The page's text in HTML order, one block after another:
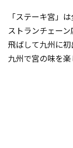
「ステーキ宮」
ストランチェー
飛ばして九州に
九州で宮の味を楽